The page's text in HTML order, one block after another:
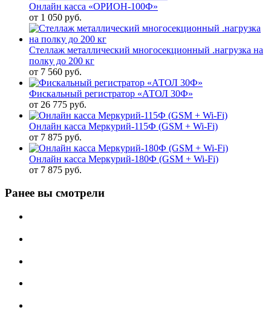
Онлайн касса «ОРИОН-100Ф»
от 1 050 руб.
Стеллаж металлический многосекционный .нагрузка на
полку до 200 кг
от 7 560 руб.
Фискальный регистратор «АТОЛ 30Ф»
от 26 775 руб.
Онлайн касса Меркурий-115Ф (GSM + Wi-Fi)
от 7 875 руб.
Онлайн касса Меркурий-180Ф (GSM + Wi-Fi)
от 7 875 руб.
Ранее вы смотрели